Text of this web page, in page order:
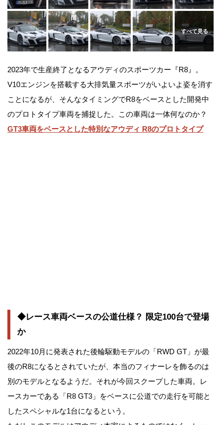
2023年で生産終了となるアウディのスポーツカー『R8』。
V10エンジンを搭載する大排気量スポーツがいよいよ姿を消す
ことになるが、そんなタイミングでR8をベースとした開発中
のプロトタイプ車両を捕捉した。この車両は一体何なのか？
GT3車両をベースとした特別なアウディ R8のプロトタイプ
◆レース車両ベースの公道仕様？ 限定100台で登場
か
2022年10月に発表された後輪駆動モデルの「RWD GT」が最
後のR8になるとされていたが、本当のフィナーレを飾るのは
別のモデルとなるようだ。それが今回スクープした車両。レ
ースカーである「R8 GT3」をベースに公道での走行を可能と
したスペシャルな1台になるという。